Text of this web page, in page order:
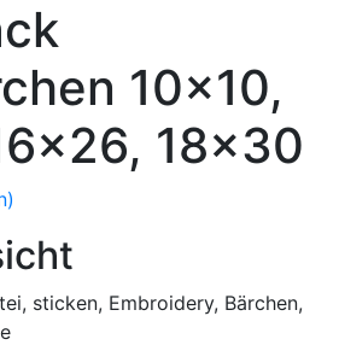
10x10,
18x30
sticken, Embroidery, Bärchen,